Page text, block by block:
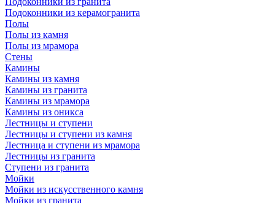
Подоконники из керамогранита
Полы
Полы из камня
Полы из мрамора
Стены
Камины
Камины из камня
Камины из гранита
Камины из мрамора
Камины из оникса
Лестницы и ступени
Лестницы и ступени из камня
Лестница и ступени из мрамора
Лестницы из гранита
Ступени из гранита
Мойки
Мойки из искусственного камня
Мойки из гранита